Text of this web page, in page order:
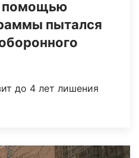
помощью
пытался
до 4 лет лишения